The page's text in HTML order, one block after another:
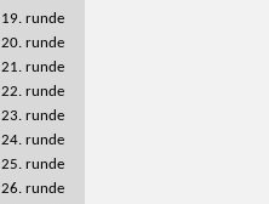
19. runde
20. runde
21. runde
22. runde
23. runde
24. runde
25. runde
26. runde